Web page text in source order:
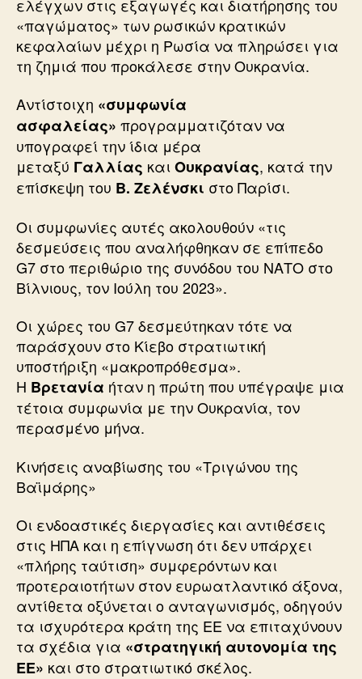
ελέγχων στις εξαγωγές και διατήρησης του
«παγώματος» των ρωσικών κρατικών
κεφαλαίων μέχρι η Ρωσία να πληρώσει για
τη ζημιά που προκάλεσε στην Ουκρανία.
Αντίστοιχη «συμφωνία
ασφαλείας» προγραμματιζόταν να
υπογραφεί την ίδια μέρα
μεταξύ Γαλλίας καιΟυκρανίας, κατά την
επίσκεψη του Β. Ζελένσκι στο Παρίσι.
Οι συμφωνίες αυτές ακολουθούν «τις
δεσμεύσεις που αναλήφθηκαν σε επίπεδο
G7 στο περιθώριο της συνόδου του ΝΑΤΟ στο
Βίλνιους, τον Ιούλη του 2023».
Οι χώρες του G7 δεσμεύτηκαν τότε να
παράσχουν στο Κίεβο στρατιωτική
υποστήριξη «μακροπρόθεσμα».
Η Βρετανία ήταν η πρώτη που υπέγραψε μια
τέτοια συμφωνία με την Ουκρανία, τον
περασμένο μήνα.
Κινήσεις αναβίωσης του «Τριγώνου της
Βαϊμάρης»
Οι ενδοαστικές διεργασίες και αντιθέσεις
στις ΗΠΑ και η επίγνωση ότι δεν υπάρχει
«πλήρης ταύτιση» συμφερόντων και
προτεραιοτήτων στον ευρωατλαντικό άξονα,
αντίθετα οξύνεται ο ανταγωνισμός, οδηγούν
τα ισχυρότερα κράτη της ΕΕ να επιταχύνουν
τα σχέδια για «στρατηγική αυτονομία της
ΕΕ» και στο στρατιωτικό σκέλος.